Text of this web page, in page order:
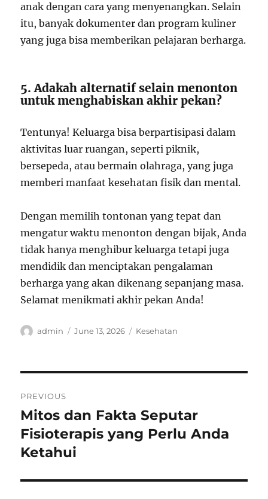
anak dengan cara yang menyenangkan. Selain
itu, banyak dokumenter dan program kuliner
yang juga bisa memberikan pelajaran berharga.
5. Adakah alternatif selain menonton
untuk menghabiskan akhir pekan?
Tentunya! Keluarga bisa berpartisipasi dalam
aktivitas luar ruangan, seperti piknik,
bersepeda, atau bermain olahraga, yang juga
memberi manfaat kesehatan fisik dan mental.
Dengan memilih tontonan yang tepat dan
mengatur waktu menonton dengan bijak, Anda
tidak hanya menghibur keluarga tetapi juga
mendidik dan menciptakan pengalaman
berharga yang akan dikenang sepanjang masa.
Selamat menikmati akhir pekan Anda!
Author
admin
Posted
June 13, 2026 Categories
Kesehatan
navigation
PREVIOUS
Previous
post:
Mitos dan Fakta Seputar
Fisioterapis yang Perlu Anda
Ketahui